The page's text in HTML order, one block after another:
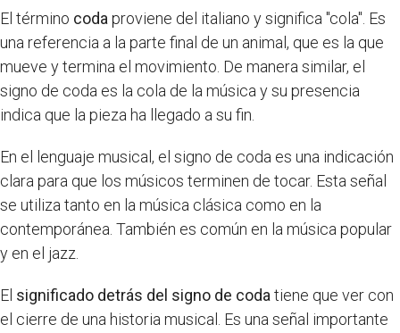
El término coda proviene del italiano y significa "cola". Es
una referencia a la parte final de un animal, que es la que
mueve y termina el movimiento. De manera similar, el
signo de coda es la cola de la música y su presencia
indica que la pieza ha llegado a su fin.
En el lenguaje musical, el signo de coda es una indicación
clara para que los músicos terminen de tocar. Esta señal
se utiliza tanto en la música clásica como en la
contemporánea. También es común en la música popular
y en el jazz.
El significado detrás del signo de coda tiene que ver con
el cierre de una historia musical. Es una señal importante